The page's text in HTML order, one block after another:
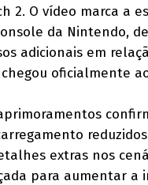
2. O vídeo marca a
da Nintendo,
adicionais em
chegou oficialmente
extras nos
para aumentar a